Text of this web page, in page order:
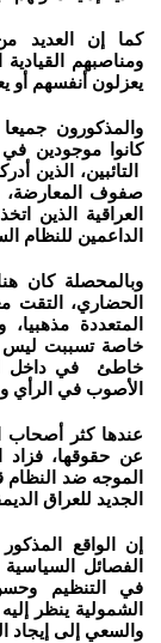
كما إن العديد
ومناصبهم
يعزلون أنفسهم أو
والمذكورون
كانوا موجودين في
التائبين، الذين
صفوف المعارضة،
العراقية الذين
الداعمين للنظام
وبالمحصلة كان
الحضاري، التقت
المتعددة
خاصة تسببت ليس
خاطئ في داخل
الأصوب في الرأي
عندها كثر أصحاب
عن حقوقها، فزاد
الموجه ضد النظام
الجديد للعراق
إن الواقع
الفصائل
في التنظيم وحسن
الشمولية ينظر
والسعي إلى إيجاد